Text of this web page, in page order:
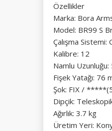
Özellikler
Marka: Bora
Model: BR99 S
Çalışma Sistemi:
Kalibre: 12
Namlu Uzunluğu:
Fişek Yatağı: 76
Şok: FIX /
Dipçik:
Ağırlık: 3.7 kg
Üretim Yeri: